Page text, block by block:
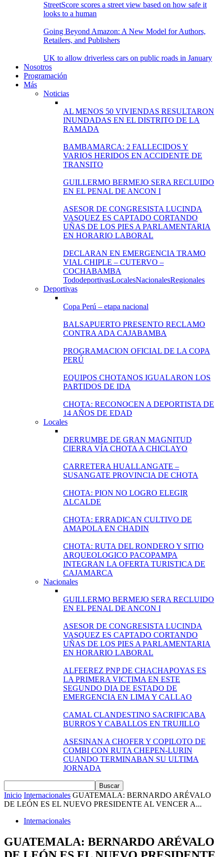
StreetScore scores a street view based on how safe it
looks to a human
Going Beyond Amazon: A New Model for Authors,
Retailers, and Publishers
UK to allow driverless cars on public roads in January
Nosotros
Programación
Más
Noticias
AL MENOS 50 VIVIENDAS RESULTARON
INUNDADAS EN EL DISTRITO DE LA
RAMADA
BAMBAMARCA: 2 FALLECIDOS Y
VARIOS HERIDOS EN ACCIDENTE DE
TRANSITO
GUILLERMO BERMEJO SERA RECLUIDO
EN EL PENAL DE ANCON I
ASESOR DE CONGRESISTA LUCINDA
VASQUEZ ES CAPTADO CORTANDO
UÑAS DE LOS PIES A PARLAMENTARIA
EN HORARIO LABORAL
DECLARAN EN EMERGENCIA TRAMO
VIAL CHIPLE – CUTERVO –
COCHABAMBA
TododeportivasLocalesNacionalesRegionales
Deportivas
Copa Perú – etapa nacional
BALSAPUERTO PRESENTO RECLAMO
CONTRA ADA CAJABAMBA
PROGRAMACION OFICIAL DE LA COPA
PERÚ
EQUIPOS CHOTANOS IGUALARON LOS
PARTIDOS DE IDA
CHOTA: RECONOCEN A DEPORTISTA DE
14 AÑOS DE EDAD
Locales
DERRUMBE DE GRAN MAGNITUD
CIERRA VÍA CHOTA A CHICLAYO
CARRETERA HUALLANGATE –
SUSANGATE PROVINCIA DE CHOTA
CHOTA: PION NO LOGRO ELEGIR
ALCALDE
CHOTA: ERRADICAN CULTIVO DE
AMAPOLA EN CHADIN
CHOTA: RUTA DEL RONDERO Y SITIO
ARQUEOLOGICO PACOPAMPA
INTEGRAN LA OFERTA TURISTICA DE
CAJAMARCA
Nacionales
GUILLERMO BERMEJO SERA RECLUIDO
EN EL PENAL DE ANCON I
ASESOR DE CONGRESISTA LUCINDA
VASQUEZ ES CAPTADO CORTANDO
UÑAS DE LOS PIES A PARLAMENTARIA
EN HORARIO LABORAL
ALFEEREZ PNP DE CHACHAPOYAS ES
LA PRIMERA VICTIMA EN ESTE
SEGUNDO DIA DE ESTADO DE
EMERGENCIA EN LIMA Y CALLAO
CAMAL CLANDESTINO SACRIFICABA
BURROS Y CABALLOS EN TRUJILLO
ASESINAN A CHOFER Y COPILOTO DE
COMBI CON RUTA CHEPEN-LURIN
CUANDO TERMINABAN SU ULTIMA
JORNADA
Inicio Internacionales GUATEMALA: BERNARDO ARÉVALO
DE LEÓN ES EL NUEVO PRESIDENTE AL VENCER A...
Internacionales
GUATEMALA: BERNARDO ARÉVALO